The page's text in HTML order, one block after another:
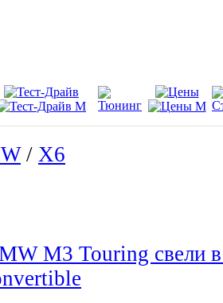
/ X6
M3 Touring свели в